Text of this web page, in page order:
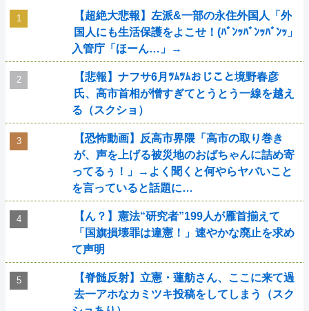
【超絶大悲報】左派&一部の永住外国人「外
国人にも生活保護をよこせ！(ﾊﾞﾝｯﾊﾞﾝｯﾊﾞﾝｯ」
入管庁「ほーん…」→
【悲報】ナフサ6月ﾂﾑﾂﾑおじこと境野春彦
氏、高市首相が憎すぎてとうとう一線を越え
る（スクショ）
【恐怖動画】反高市界隈「高市の取り巻き
が、声を上げる被災地のおばちゃんに詰め寄
ってるぅ！」→よく聞くと何やらヤバいこと
を言っていると話題に…
【ん？】憲法“研究者”199人が雁首揃えて
「国旗損壊罪は違憲！」速やかな廃止を求め
て声明
【脊髄反射】立憲・蓮舫さん、ここに来て過
去一アホなカミツキ投稿をしてしまう（スク